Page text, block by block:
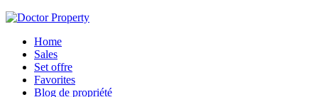
Home
Sales
Set offre
Favorites
Blog de propriété